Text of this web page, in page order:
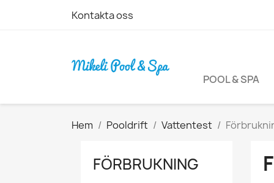
Kontakta oss
POOL & SPA
Hem Pooldrift Vattentest
FÖRBRUKNING